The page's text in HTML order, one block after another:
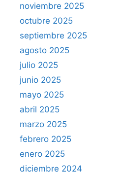
noviembre 2025
octubre 2025
septiembre 2025
agosto 2025
julio 2025
junio 2025
mayo 2025
abril 2025
marzo 2025
febrero 2025
enero 2025
diciembre 2024